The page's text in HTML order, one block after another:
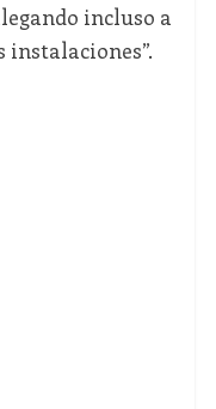
incluso a
instalaciones”.